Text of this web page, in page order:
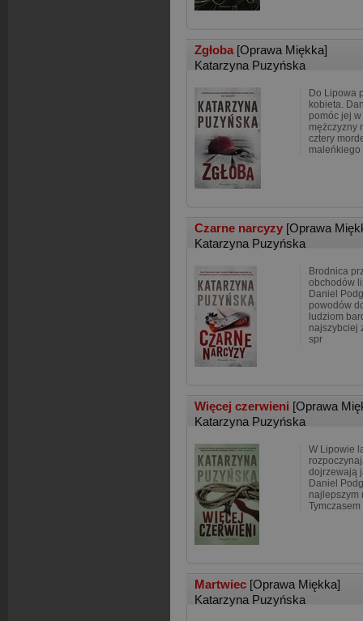
Zgłoba [Oprawa Miękka]
Katarzyna Puzyńska
Do Lipowa
kobieta.
pomóc jej
mężczyzny
cztery
maleńkiego
Czarne narcyzy [Oprawa
Katarzyna Puzyńska
Brodnica
obchodów
Daniel
powodów
ludziom
najszybciej
spr
Więcej czerwieni [Oprawa
Katarzyna Puzyńska
W Lipowie
dojrzewają
Daniel
najlepszym
Martwiec [Oprawa Miękka]
Katarzyna Puzyńska